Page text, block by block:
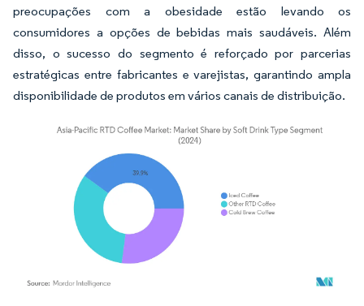
preocupações com a obesidade estão levando os
consumidores a opções de bebidas mais saudáveis. Além
disso, o sucesso do segmento é reforçado por parcerias
estratégicas entre fabricantes e varejistas, garantindo ampla
disponibilidade de produtos em vários canais de distribuição.